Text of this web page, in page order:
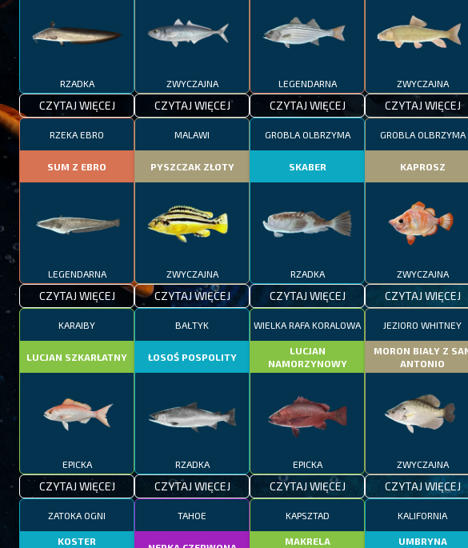
RZADKA
CZYTAJ WIĘCEJ
ZWYCZAJNA
CZYTAJ WIĘCEJ
LEGENDARNA
CZYTAJ WIĘCEJ
ZWYCZAJNA
CZYTAJ WIĘCEJ
RZEKA EBRO
SUM Z EBRO
LEGENDARNA
CZYTAJ WIĘCEJ
MALAWI
PYSZCZAK ZŁOTY
ZWYCZAJNA
CZYTAJ WIĘCEJ
GROBLA OLBRZYMA
SKABER
RZADKA
CZYTAJ WIĘCEJ
GROBLA OLBRZYMA
KAPROSZ
ZWYCZAJNA
CZYTAJ WIĘCEJ
KARAIBY
LUCJAN SZKARŁATNY
EPICKA
CZYTAJ WIĘCEJ
BAŁTYK
ŁOSOŚ POSPOLITY
RZADKA
CZYTAJ WIĘCEJ
WIELKA RAFA KORALOWA
LUCJAN
NAMORZYNOWY
EPICKA
CZYTAJ WIĘCEJ
JEZIORO WHITNEY
MORON BIAŁY Z
ANTONIO
ZWYCZAJNA
CZYTAJ WIĘCEJ
ZATOKA OGNI
KOSTER
TAHOE KAPSZTAD
MAKRELA
KALIFORNIA
UMBRYNA